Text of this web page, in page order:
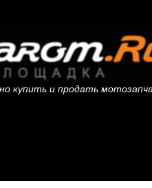
купить и продать